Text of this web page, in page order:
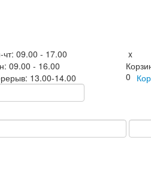
чт: 09.00 - 17.00
09.00 - 16.00
13.00-14.00
x
0